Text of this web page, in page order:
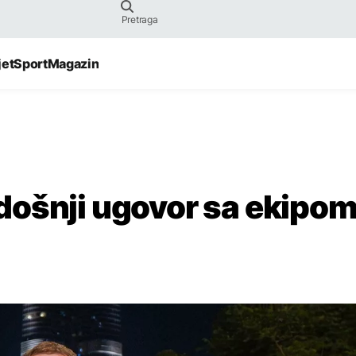
SportMagazin
ugovor sa